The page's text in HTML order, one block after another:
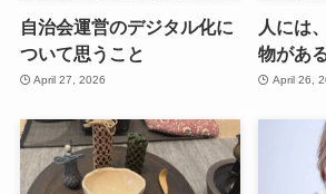
自治会運営のデジタル化に
ついて思うこと
April 27, 2026
人には
物があ
April 26,